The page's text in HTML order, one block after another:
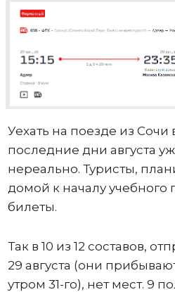
Уехать на поезде из Сочи
последние дни августа
нереально. Туристы,
домой к началу учебного
билеты.
Так в 10 из 12 составов,
29 августа (они
утром 31-го), нет мест. 9